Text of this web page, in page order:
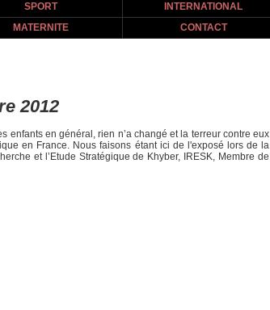
SPORT
INTERNATIONAL
MATERNITE CONTACT
2012
enfants en général, rien n’a changé et la terreur contre eux
en France. Nous faisons étant ici de l'exposé lors de la
et l’Etude Stratégique de Khyber, IRESK, Membre de